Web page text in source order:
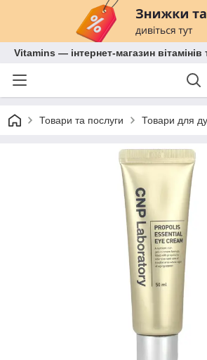
Vitamins — інтернет-магазин вітамінів
Товари та послуги Товари для